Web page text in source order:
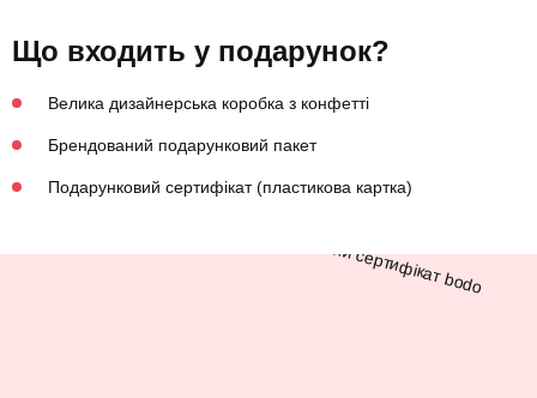
Що входить у подарунок?
Велика дизайнерська коробка з конфетті
Брендований подарунковий пакет
Подарунковий сертифікат (пластикова картка)